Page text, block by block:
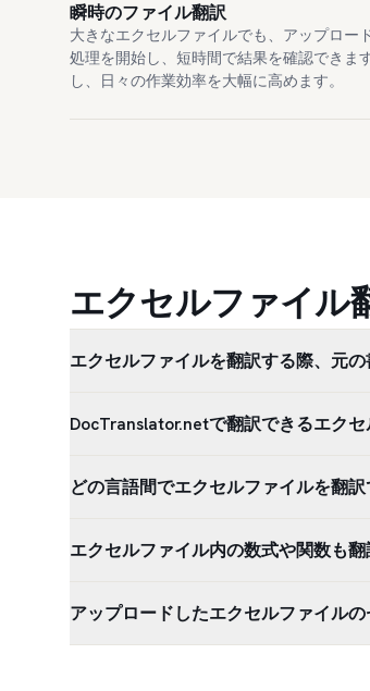
瞬時のファイル翻訳
大きなエクセルファイルでも、アップロー
処理を開始し、短時間で結果を確認できま
し、日々の作業効率を大幅に高めます。
エクセルファイル
エクセルファイルを翻訳する際、元
DocTranslator.netで翻訳できるエク
どの言語間でエクセルファイルを翻訳
エクセルファイル内の数式や関数も
アップロードしたエクセルファイル